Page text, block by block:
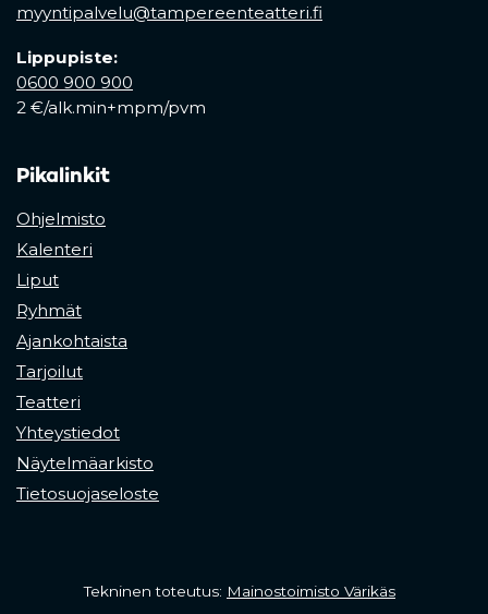
myyntipalvelu@tampereenteatteri.fi
Lippupiste:
0600 900 900
2 €/alk.min+mpm/pvm
Pikalinkit
Ohjelmisto
Kalenteri
Liput
Ryhmät
Ajankohtaista
Tarjoilut
Teatteri
Yhteystiedot
Näytelmäarkisto
Tietosuojaseloste
Tekninen toteutus: Mainostoimisto Värikäs